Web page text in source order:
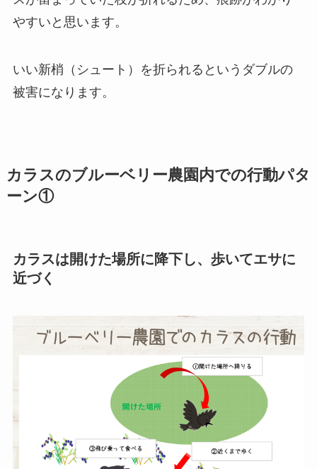
やすいと思います。
いい新梢（シュート）を折られるというダブルの
被害になります。
カラスのブルーベリー農園内での行動パタ
ーン①
カラスは開けた場所に降下し、歩いてエサに
近づく